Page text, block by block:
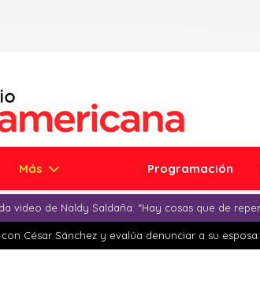
Más Programación
video de Naldy Saldaña: “Hay cosas que de
César Sánchez y evalúa denunciar a su